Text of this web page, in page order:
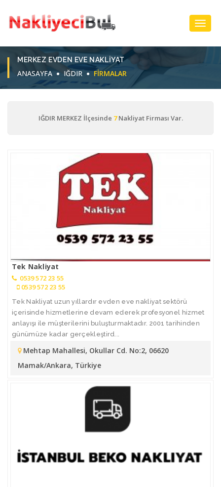
MERKEZ EVDEN EVE NAKLIYAT
ANASAYFA IĞDIR FIRMALAR
IĞDIR MERKEZ İlçesinde 7Nakliyat Firması Var.
Tek Nakliyat
0539 572 23 55
0539 572 23 55
Tek Nakliyat uzun yıllardır evden eve nakliyat sektörü
içerisinde hizmetlerine devam ederek profesyonel hizmet
anlayışı ile müşterilerini buluşturmaktadır. 2001 tarihinden
günümüze kadar gerçekleştird...
Mehtap Mahallesi, Okullar Cd. No:2, 06620
Mamak/Ankara, Türkiye